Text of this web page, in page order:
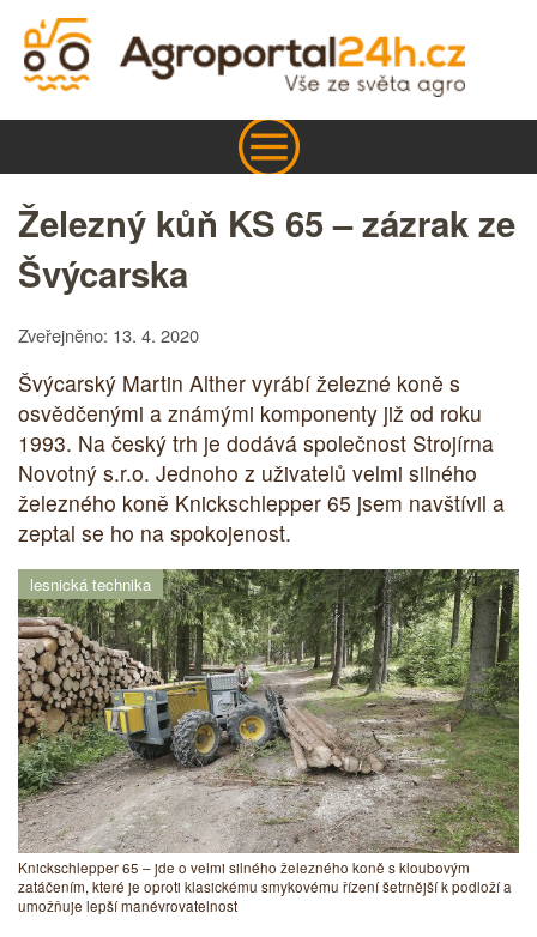
Železný kůň KS 65 – zázrak ze
Švýcarska
Zveřejněno: 13. 4. 2020
Švýcarský Martin Alther vyrábí železné koně s
osvědčenými a známými komponenty již od roku
1993. Na český trh je dodává společnost Strojírna
Novotný s.r.o. Jednoho z uživatelů velmi silného
železného koně Knickschlepper 65 jsem navštívil a
zeptal se ho na spokojenost.
lesnická technika
Knickschlepper 65 – jde o velmi silného železného koně s kloubovým
zatáčením, které je oproti klasickému smykovému řízení šetrnější k podloží a
umožňuje lepší manévrovatelnost